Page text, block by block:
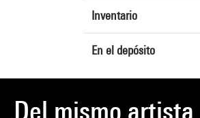
Inventario
En el depósito
Del mismo artista